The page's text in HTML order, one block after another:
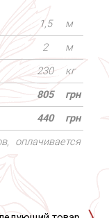
1,5
м
2
м
230
кг
805
грн
440
грн
оплачивается